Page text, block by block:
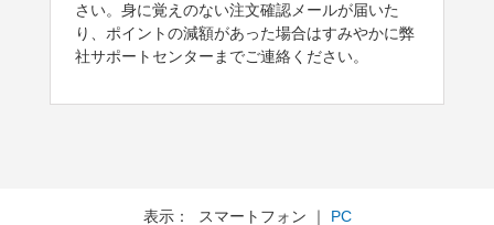
さい。身に覚えのない注文確認メールが届いた
り、ポイントの減額があった場合はすみやかに弊
社サポートセンターまでご連絡ください。
表示： スマートフォン ｜ PC